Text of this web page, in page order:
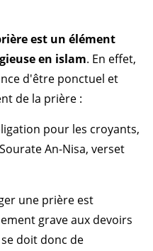
est un élément
en islam. En effet,
d'être ponctuel et
de la prière :
pour les croyants,
An-Nisa, verset
une prière est
grave aux devoirs
doit donc de